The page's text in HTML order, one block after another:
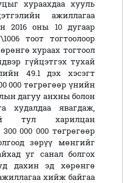
хураахдаа хууль
ажиллагаа
2016 оны 10 дугаар
тоот тогтоолоор
хураах тогтоол
гүйцэтгэх тухай
49.1 дэх хэсэгт
000 төгрөгөөр үнийн
дагуу анхны болон
худалдаа явагдаж,
тул харилцан
000 000 төгрөгөөр
зөрүү мөнгийг
уг санал болгох
дахин эд хөрөнгө
хийж байгаа